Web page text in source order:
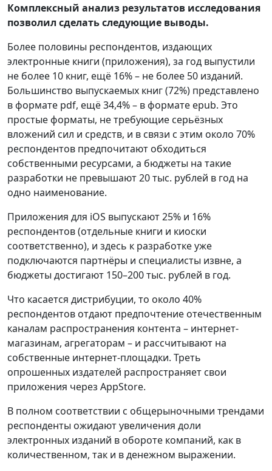
Комплексный анализ результатов исследования
позволил сделать следующие выводы.
Более половины респондентов, издающих
электронные книги (приложения), за год выпустили
не более 10 книг, ещё 16% – не более 50 изданий.
Большинство выпускаемых книг (72%) представлено
в формате pdf, ещё 34,4% – в формате epub. Это
простые форматы, не требующие серьёзных
вложений сил и средств, и в связи с этим около 70%
респондентов предпочитают обходиться
собственными ресурсами, а бюджеты на такие
разработки не превышают 20 тыс. рублей в год на
одно наименование.
Приложения для iOS выпускают 25% и 16%
респондентов (отдельные книги и киоски
соответственно), и здесь к разработке уже
подключаются партнёры и специалисты извне, а
бюджеты достигают 150–200 тыс. рублей в год.
Что касается дистрибуции, то около 40%
респондентов отдают предпочтение отечественным
каналам распространения контента – интернет-
магазинам, агрегаторам – и рассчитывают на
собственные интернет-площадки. Треть
опрошенных издателей распространяет свои
приложения через AppStore.
В полном соответствии с общерыночными трендами
респонденты ожидают увеличения доли
электронных изданий в обороте компаний, как в
количественном, так и в денежном выражении.